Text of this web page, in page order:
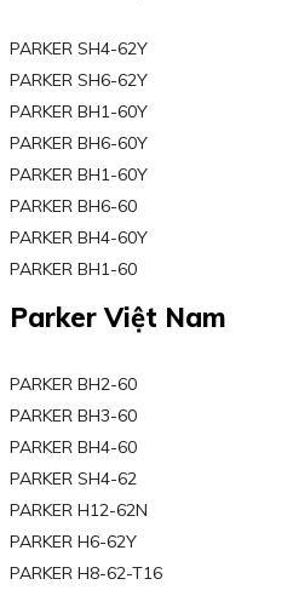
PARKER SH4-62Y
PARKER SH6-62Y
PARKER BH1-60Y
PARKER BH6-60Y
PARKER BH1-60Y
PARKER BH6-60
PARKER BH4-60Y
PARKER BH1-60
Parker Việt Nam
PARKER BH2-60
PARKER BH3-60
PARKER BH4-60
PARKER SH4-62
PARKER H12-62N
PARKER H6-62Y
PARKER H8-62-T16